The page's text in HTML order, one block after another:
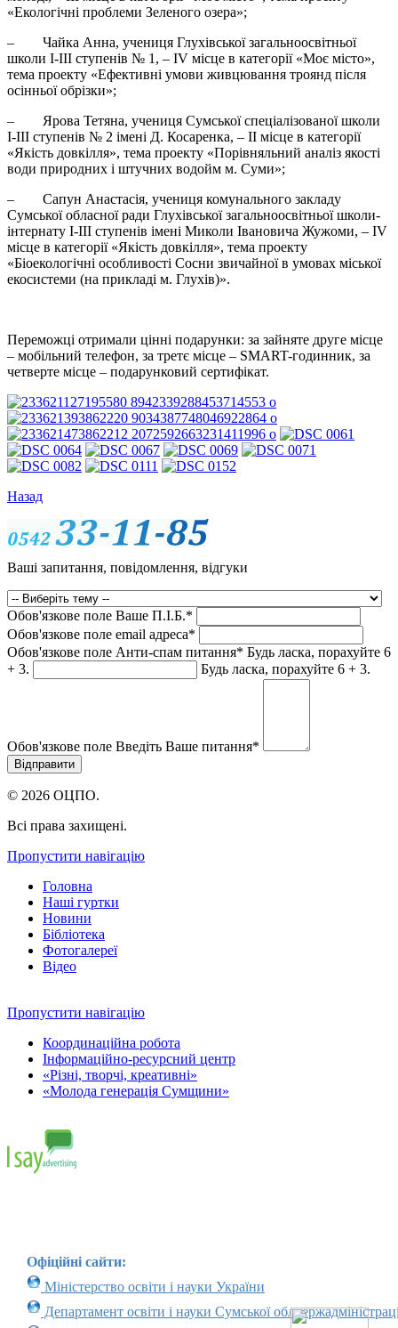
«Екологічні проблеми Зеленого озера»;
– Чайка Анна, учениця Глухівської загальноосвітньої
школи І-ІІІ ступенів № 1, – ІV місце в категорії «Моє місто»,
тема проекту «Ефективні умови живцювання троянд після
осінньої обрізки»;
– Ярова Тетяна, учениця Сумської спеціалізованої школи
І-ІІІ ступенів № 2 імені Д. Косаренка, – ІІ місце в категорії
«Якість довкілля», тема проекту «Порівняльний аналіз якості
води природних і штучних водойм м. Суми»;
– Сапун Анастасія, учениця комунального закладу
Сумської обласної ради Глухівської загальноосвітньої школи-
інтернату І-ІІІ ступенів імені Миколи Івановича Жужоми, – ІV
місце в категорії «Якість довкілля», тема проекту
«Біоекологічні особливості Сосни звичайної в умовах міської
екосистеми (на прикладі м. Глухів)».
Переможці отримали цінні подарунки: за зайняте друге місце
– мобільний телефон, за третє місце – SMART-годинник, за
четверте місце – подарунковий сертифікат.
Назад
Ваші запитання, повідомлення, відгуки
Обов'язкове поле Ваше П.I.Б.*
Обов'язкове поле email адреса*
Обов'язкове поле Анти-спам питання* Будь ласка, порахуйте 6
+ 3.
Будь ласка, порахуйте 6 + 3.
Обов'язкове поле Введіть Ваше питання*
© 2026 ОЦПО.
Всі права захищені.
Пропустити навігацію
Головна
Наші гуртки
Новини
Бібліотека
Фотогалереї
Відео
Пропустити навігацію
Координаційна робота
Інформаційно-ресурсний центр
«Різні, творчі, креативні»
«Молода генерація Сумщини»
Офіційні сайти:
Міністерство освіти і науки України
Департамент освіти і науки Сумської